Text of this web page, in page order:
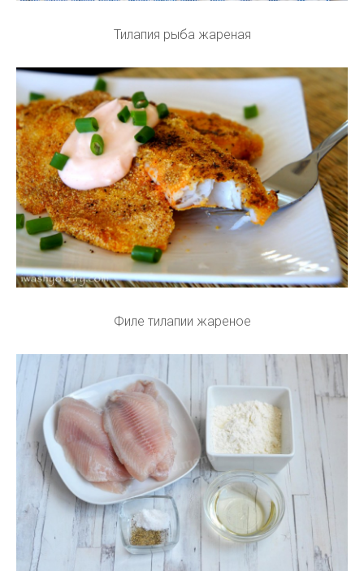
Тилапия рыба жареная
Филе тилапии жареное